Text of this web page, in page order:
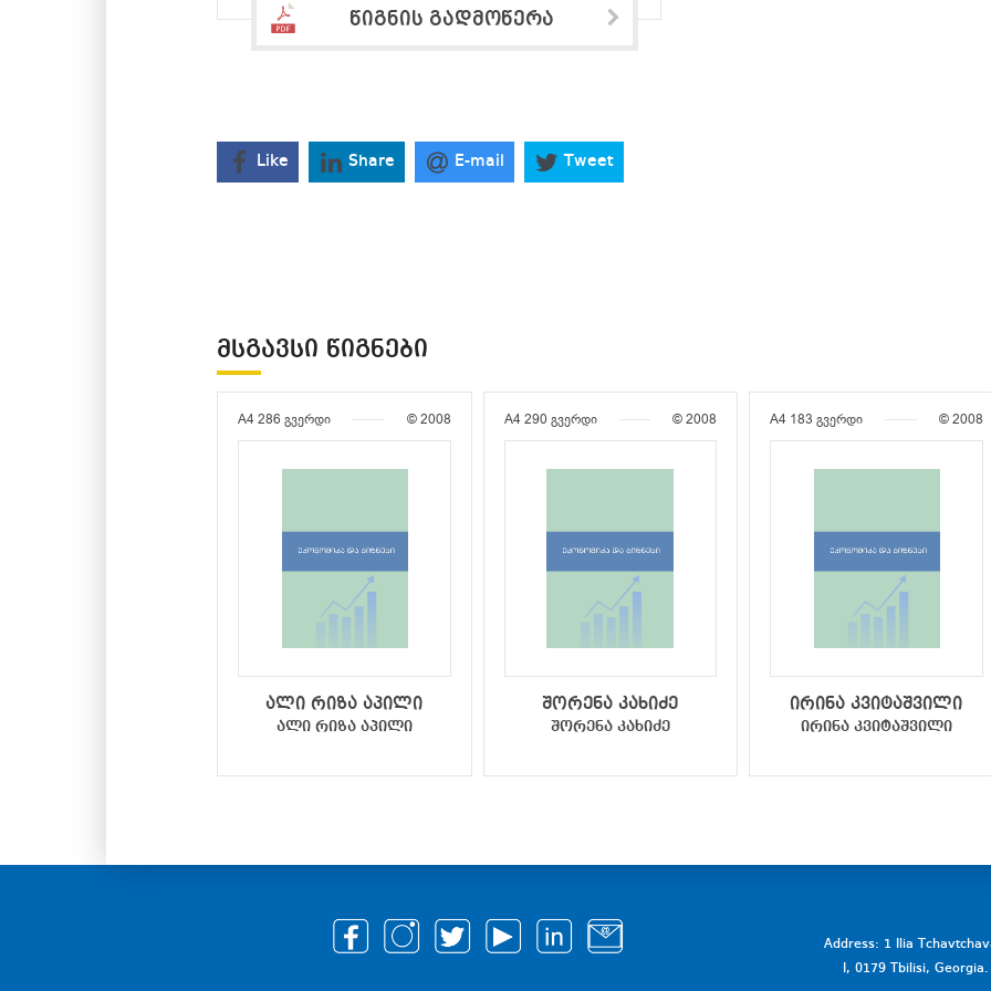
წიგნის გადმოწერა
Like Share E-mail Tweet
ᲛᲡᲒᲐᲕᲡᲘ ᲬᲘᲒᲜᲔᲑᲘ
A4 286 გვერდი © 2008
ალი რიზა აპილი
ალი რიზა აპილი
A4 290 გვერდი © 2008
შორენა კახიძე
შორენა კახიძე
A4 183 გვერდი © 2008
ირინა კვიტაშვილი
ირინა კვიტაშვილი
Address: 1 Ilia
I, 0179 Tbilisi,